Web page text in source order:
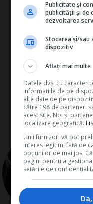
Publicitate și
publicității și de
dezvoltarea
Stocarea și/sau
dispozitiv
Aflați mai multe
Datele dvs. cu caracter
informațiile de pe
alte date de pe
către 198 de parteneri
acest site. Noi și
localizare geografică.
Unii furnizori vă pot
interes legitim, față de
opțiunilor de mai jos.
pagini pentru a
setările de